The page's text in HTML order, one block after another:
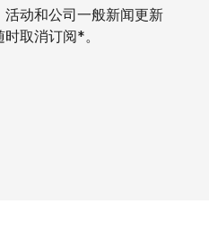
动和公司一般新闻更新
取消订阅*。